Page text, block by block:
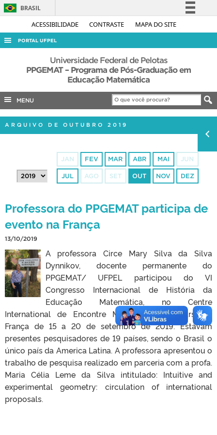
ACESSIBILIDADE CONTRASTE MAPA DO SITE
BRASIL
Simplifique!
Acesso à informação
Legislação
Canais
PORTAL UFPEL
ACESSO À INFORMAÇÃO
AUDITORIA
EDITAIS
PORTARIAS
Universidade Federal de Pelotas
PPGEMAT – Programa de Pós-Graduação em
Educação Matemática
MENU
ARQUIVO DE OUTUBRO 2019
JAN FEV MAR ABR MAI JUN
JUL AGO SET OUT NOV DEZ
Professora do PPGEMAT participa de
evento na França
13/10/2019
A professora Circe Mary Silva da Silva
Dynnikov, docente permanente do
PPGEMAT/ UFPEL participou do VI
Congresso Internacional de História da
Educação Matemática, no Centre
International de Encontre Mathematiques, Marseille,
França de 15 a 20 de setembro de 2019. Estavam
presentes pesquisadores de 19 países, sendo o Brasil o
único país da America Latina. A professora apresentou o
trabalho de pesquisa realizado em parceria com a profa.
Maria Célia Leme da Silva intitulado: Intuitive and
experimental geometry: circulation of international
proposals.